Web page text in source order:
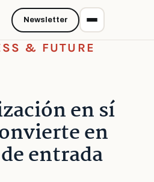
& FUTURE
en sí
en
entrada
Newsletter